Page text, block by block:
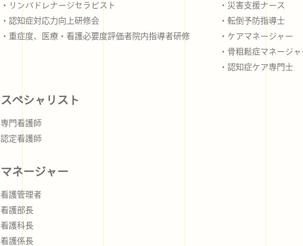
・リンパドレナージセラピスト
・認知症対応力向上研修会
・重症度、医療・看護必要度評価者院内指導者研修
・災害支援ナース
・転倒予防指導士
・ケアマネージャー
・骨粗鬆症マネージャ
・認知症ケア専門士
スペシャリスト
専門看護師
認定看護師
マネージャー
看護管理者
看護部長
看護科長
看護係長